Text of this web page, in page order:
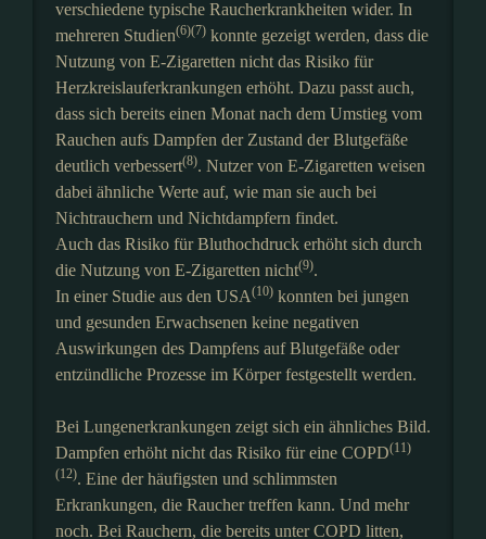
verschiedene typische Raucherkrankheiten wider. In
mehreren Studien(6)(7) konnte gezeigt werden, dass die
Nutzung von E-Zigaretten nicht das Risiko für
Herzkreislauferkrankungen erhöht. Dazu passt auch,
dass sich bereits einen Monat nach dem Umstieg vom
Rauchen aufs Dampfen der Zustand der Blutgefäße
deutlich verbessert(8). Nutzer von E-Zigaretten weisen
dabei ähnliche Werte auf, wie man sie auch bei
Nichtrauchern und Nichtdampfern findet.
Auch das Risiko für Bluthochdruck erhöht sich durch
die Nutzung von E-Zigaretten nicht(9).
In einer Studie aus den USA(10) konnten bei jungen
und gesunden Erwachsenen keine negativen
Auswirkungen des Dampfens auf Blutgefäße oder
entzündliche Prozesse im Körper festgestellt werden.
Bei Lungenerkrankungen zeigt sich ein ähnliches Bild.
Dampfen erhöht nicht das Risiko für eine COPD(11)
(12). Eine der häufigsten und schlimmsten
Erkrankungen, die Raucher treffen kann. Und mehr
noch. Bei Rauchern, die bereits unter COPD litten,